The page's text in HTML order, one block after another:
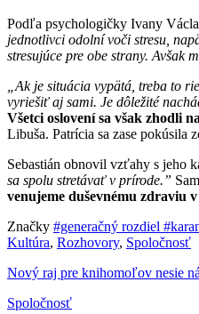
Podľa psychologičky Ivany
jednotlivci odolní voči stresu,
stresujúce pre obe strany. Avšak
„Ak je situácia vypätá, treba to
vyriešiť aj sami. Je dôležité
Všetci oslovení sa však zhodli
Libuša. Patrícia sa zase pokúsila
Sebastián obnovil vzťahy s jeho
sa spolu stretávať v prírode.”
venujeme duševnému zdraviu
Značky #generačný rozdiel
Kultúra, Rozhovory, Spoločnosť
Nový raj pre knihomoľov nesie
Spoločnosť